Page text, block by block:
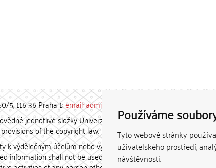
Používáme
Tyto webové stránky
uživatelského prostředí,
návštěvnosti.
5, 116 36 Praha 1;email: admin-repozitar [at] cuni.cz
jednotlivé složky Univerzity Karlovy. / Each constituent
of the copyright law.
k výdělečným účelům nebo vydávány za studijní, vědeckou
shall not be used for any commercial purposes